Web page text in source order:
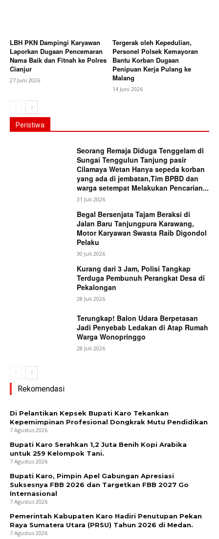
LBH PKN Dampingi Karyawan
Laporkan Dugaan Pencemaran
Nama Baik dan Fitnah ke Polres
Cianjur
27 Juni 2026
Tergerak oleh Kepedulian,
Personel Polsek Kemayoran
Bantu Korban Dugaan
Penipuan Kerja Pulang ke
Malang
14 Juni 2026
Peristiwa
Seorang Remaja Diduga Tenggelam di
Sungai Tenggulun Tanjung pasir
Cilamaya Wetan Hanya sepeda korban
yang ada di jembatan,Tim BPBD dan
warga setempat Melakukan Pencarian...
31 Juli 2026
Begal Bersenjata Tajam Beraksi di
Jalan Baru Tanjungpura Karawang,
Motor Karyawan Swasta Raib Digondol
Pelaku
30 Juli 2026
Kurang dari 3 Jam, Polisi Tangkap
Terduga Pembunuh Perangkat Desa di
Pekalongan
28 Juli 2026
Terungkap! Balon Udara Berpetasan
Jadi Penyebab Ledakan di Atap Rumah
Warga Wonopringgo
28 Juli 2026
Rekomendasi
Di Pelantikan Kepsek Bupati Karo Tekankan
Kepemimpinan Profesional Dongkrak Mutu Pendidikan
7 Agustus 2026
Bupati Karo Serahkan 1,2 Juta Benih Kopi Arabika
untuk 259 Kelompok Tani.
7 Agustus 2026
Bupati Karo, Pimpin Apel Gabungan Apresiasi
Suksesnya FBB 2026 dan Targetkan FBB 2027 Go
Internasional
7 Agustus 2026
Pemerintah Kabupaten Karo Hadiri Penutupan Pekan
Raya Sumatera Utara (PRSU) Tahun 2026 di Medan.
7 Agustus 2026